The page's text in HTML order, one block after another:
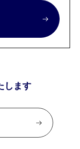
します